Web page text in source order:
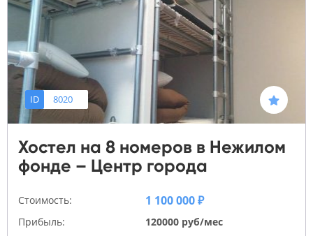
ID 8020
Хостел на 8 номеров в Нежилом
фонде – Центр города
Стоимость: 1 100 000 ₽
Прибыль:
120000 руб/мес